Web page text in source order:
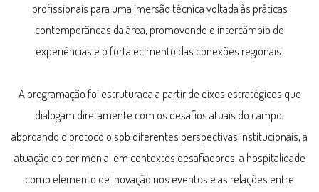
profissionais para uma imersão técnica voltada às práticas
contemporâneas da área, promovendo o intercâmbio de
experiências e o fortalecimento das conexões regionais.
A programação foi estruturada a partir de eixos estratégicos que
dialogam diretamente com os desafios atuais do campo,
abordando o protocolo sob diferentes perspectivas institucionais, a
atuação do cerimonial em contextos desafiadores, a hospitalidade
como elemento de inovação nos eventos e as relações entre